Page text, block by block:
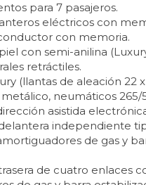
para 7 pasajeros.
eléctricos con
con memoria.
con semi-anilina
retráctiles.
(llantas de aleación 22
neumáticos 265/
asistida
delantera independiente
de gas y
de cuatro enlaces